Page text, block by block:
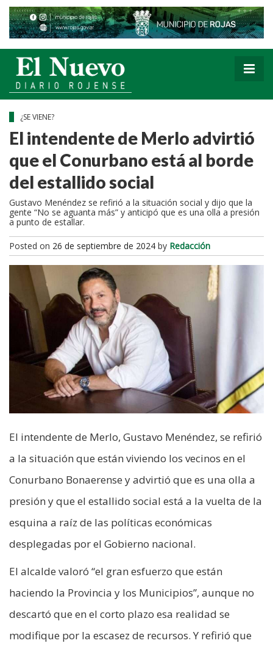
¿SE VIENE?
El intendente de Merlo advirtió
que el Conurbano está al borde
del estallido social
Gustavo Menéndez se refirió a la situación social y dijo que la
gente “No se aguanta más” y anticipó que es una olla a presión
a punto de estallar.
Posted on 26 de septiembre de 2024 by Redacción
El intendente de Merlo, Gustavo Menéndez, se refirió
a la situación que están viviendo los vecinos en el
Conurbano Bonaerense y advirtió que es una olla a
presión y que el estallido social está a la vuelta de la
esquina a raíz de las políticas económicas
desplegadas por el Gobierno nacional.
El alcalde valoró “el gran esfuerzo que están
haciendo la Provincia y los Municipios”, aunque no
descartó que en el corto plazo esa realidad se
modifique por la escasez de recursos. Y refirió que